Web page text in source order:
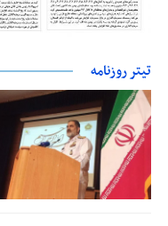
تیتر روزنامه